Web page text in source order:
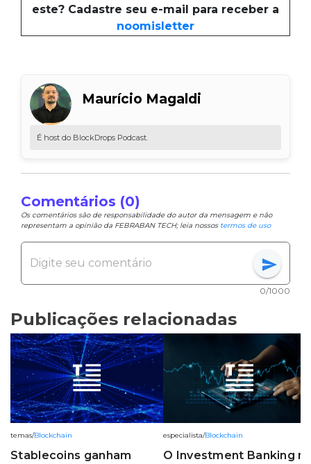
este? Cadastre seu e-mail para receber a
noomisletter
Maurício Magaldi
É host do BlockDrops Podcast.
Comentários (0)
Os comentários são de responsabilidade do autor da mensagem e não
representam a opinião da FEBRABAN TECH; leia nossos termos de uso
send
0/1000
Publicações relacionadas
temas/Blockchain
Stablecoins ganham
especialista/Blockchain
O Investment Banking